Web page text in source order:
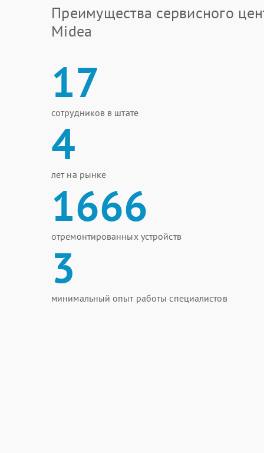
Преимущества сервисного
Midea
17
сотрудников в штате
4
лет на рынке
1666
отремонтированных устройств
3
минимальный опыт работы специалистов